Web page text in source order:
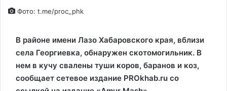
Фото: t.me/proc_phk
В районе имени Лазо Хабаровского края, вблизи
села Георгиевка, обнаружен скотомогильник. В
нем в кучу свалены туши коров, баранов и коз,
сообщает сетевое издание PROkhab.ru со